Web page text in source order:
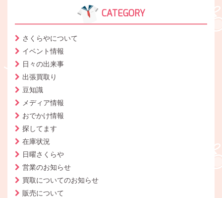
CATEGORY
さくらやについて
イベント情報
日々の出来事
出張買取り
豆知識
メディア情報
おでかけ情報
探してます
在庫状況
日曜さくらや
営業のお知らせ
買取についてのお知らせ
販売について